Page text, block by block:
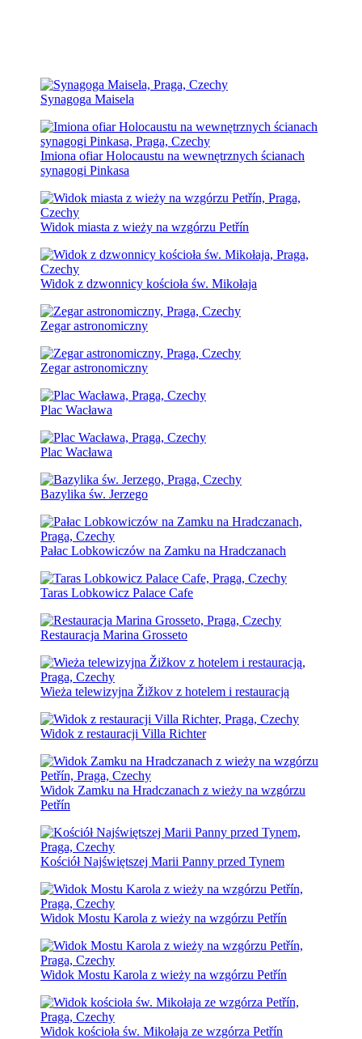
Synagoga Maisela
Imiona ofiar Holocaustu na wewnętrznych ścianach
synagogi Pinkasa
Widok miasta z wieży na wzgórzu Petřín
Widok z dzwonnicy kościoła św. Mikołaja
Zegar astronomiczny
Zegar astronomiczny
Plac Wacława
Plac Wacława
Bazylika św. Jerzego
Pałac Lobkowiczów na Zamku na Hradczanach
Taras Lobkowicz Palace Cafe
Restauracja Marina Grosseto
Wieża telewizyjna Žižkov z hotelem i restauracją
Widok z restauracji Villa Richter
Widok Zamku na Hradczanach z wieży na wzgórzu
Petřín
Kościół Najświętszej Marii Panny przed Tynem
Widok Mostu Karola z wieży na wzgórzu Petřín
Widok Mostu Karola z wieży na wzgórzu Petřín
Widok kościoła św. Mikołaja ze wzgórza Petřín